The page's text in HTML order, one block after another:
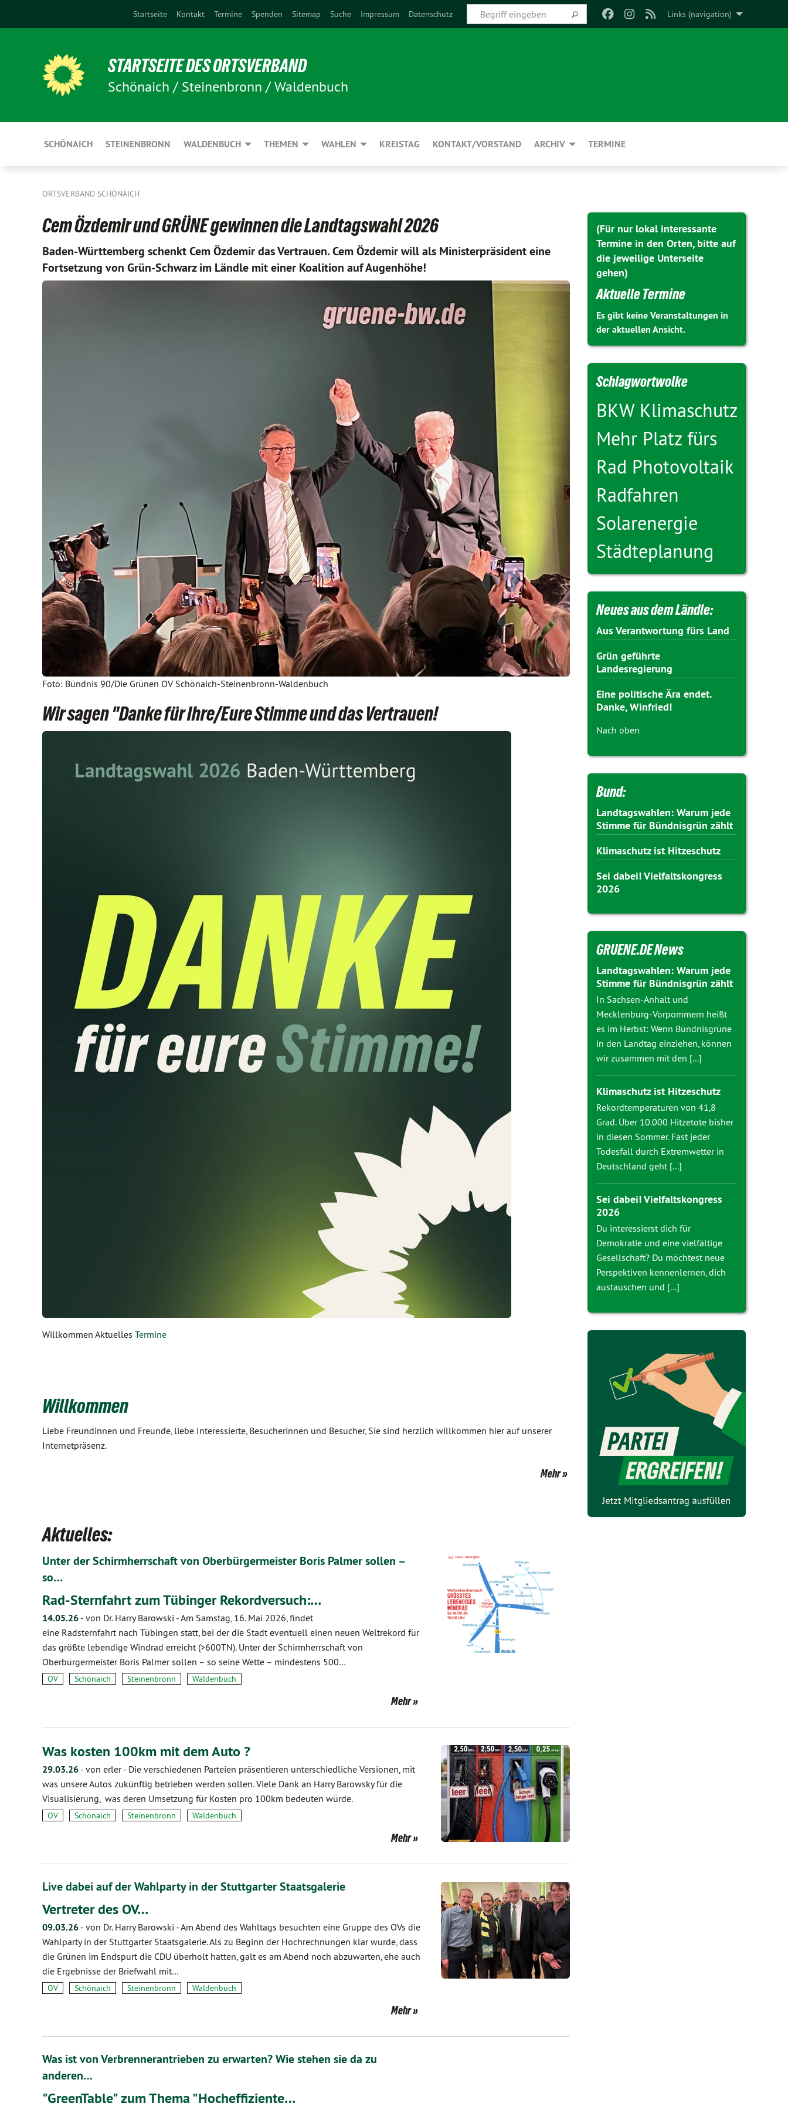
Links (navigation)
Startseite Kontakt Termine Spenden Sitemap Suche Impressum Datenschutz
STARTSEITE DES ORTSVERBAND
Schönaich / Steinenbronn / Waldenbuch
SCHÖNAICH STEINENBRONN WALDENBUCH THEMEN WAHLEN KREISTAG KONTAKT/VORSTAND ARCHIV TERMINE
ORTSVERBAND SCHÖNAICH
Cem Özdemir und GRÜNE gewinnen die Landtagswahl 2026
Baden-Württemberg schenkt Cem Özdemir das Vertrauen. Cem Özdemir will als Ministerpräsident eine
Fortsetzung von Grün-Schwarz im Ländle mit einer Koalition auf Augenhöhe!
Foto: Bündnis 90/Die Grünen OV Schönaich-Steinenbronn-Waldenbuch
Wir sagen "Danke für Ihre/Eure Stimme und das Vertrauen!
Willkommen Aktuelles Termine
Willkommen
Liebe Freundinnen und Freunde, liebe Interessierte, Besucherinnen und Besucher, Sie sind herzlich willkommen hier auf unserer
Internetpräsenz.
Mehr
Aktuelles:
Unter der Schirmherrschaft von Oberbürgermeister Boris Palmer sollen –
so…
Rad-Sternfahrt zum Tübinger Rekordversuch:…
14.05.26 - von Dr. Harry Barowski -Am Samstag, 16. Mai 2026, findet
eine Radsternfahrt nach Tübingen statt, bei der die Stadt eventuell einen neuen Weltrekord für
das größte lebendige Windrad erreicht (>600TN). Unter der Schirmherrschaft von
Oberbürgermeister Boris Palmer sollen – so seine Wette – mindestens 500…
OV Schönaich Steinenbronn Waldenbuch
Mehr
Was kosten 100km mit dem Auto ?
29.03.26 - von erler- Die verschiedenen Parteien präsentieren unterschiedliche Versionen, mit
was unsere Autos zukünftig betrieben werden sollen. Viele Dank an Harry Barowsky für die
Visualisierung, was deren Umsetzung für Kosten pro 100km bedeuten würde.
OV Schönaich Steinenbronn Waldenbuch
Mehr
Live dabei auf der Wahlparty in der Stuttgarter Staatsgalerie
Vertreter des OV…
09.03.26 - von Dr. Harry Barowski -Am Abend des Wahltags besuchten eine Gruppe des OVs die
Wahlparty in der Stuttgarter Staatsgalerie. Als zu Beginn der Hochrechnungen klar wurde, dass
die Grünen im Endspurt die CDU überholt hatten, galt es am Abend noch abzuwarten, ehe auch
die Ergebnisse der Briefwahl mit…
OV Schönaich Steinenbronn Waldenbuch
Mehr
Was ist von Verbrennerantrieben zu erwarten? Wie stehen sie da zu
anderen…
"GreenTable" zum Thema "Hocheffiziente…
(Für nur lokal interessante
Termine in den Orten, bitte auf
die jeweilige Unterseite
gehen)
Aktuelle Termine
Es gibt keine Veranstaltungen in
der aktuellen Ansicht.
Schlagwortwolke
BKW Klimaschutz
Mehr Platz fürs
Rad Photovoltaik
Radfahren
Solarenergie
Städteplanung
Neues aus dem Ländle:
Aus Verantwortung fürs Land
Grün geführte
Landesregierung
Eine politische Ära endet.
Danke, Winfried!
Nach oben
Bund:
Landtagswahlen: Warum jede
Stimme für Bündnisgrün zählt
Klimaschutz ist Hitzeschutz
Sei dabei! Vielfaltskongress
2026
GRUENE.DE News
Landtagswahlen: Warum jede
Stimme für Bündnisgrün zählt
In Sachsen-Anhalt und
Mecklenburg-Vorpommern heißt
es im Herbst: Wenn Bündnisgrüne
in den Landtag einziehen, können
wir zusammen mit den [...]
Klimaschutz ist Hitzeschutz
Rekordtemperaturen von 41,8
Grad. Über 10.000 Hitzetote bisher
in diesen Sommer. Fast jeder
Todesfall durch Extremwetter in
Deutschland geht [...]
Sei dabei! Vielfaltskongress
2026
Du interessierst dich für
Demokratie und eine vielfältige
Gesellschaft? Du möchtest neue
Perspektiven kennenlernen, dich
austauschen und [...]